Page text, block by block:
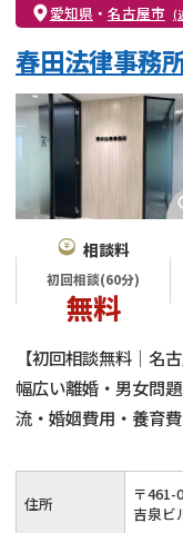
愛知県 ・ 名古屋市 (
春田法律事務
相談料
初回相談(60分)
無料
【初回相談無料｜名
幅広い離婚・男女問
流・婚姻費用・養育
離婚問題の知恵や経
住所 〒461-
吉泉ビ